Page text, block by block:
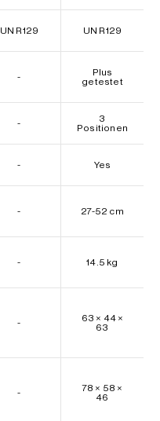
UN R129 UN R129
-
Plus
getestet
-
3
Positionen
- Yes
- 27-52 cm
- 14.5 kg
-
63 × 44 ×
63
-
78 × 58 ×
46